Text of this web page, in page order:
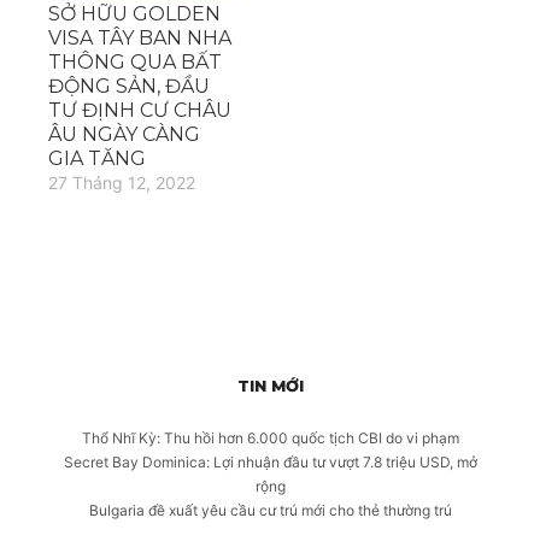
SỞ HỮU GOLDEN
VISA TÂY BAN NHA
THÔNG QUA BẤT
ĐỘNG SẢN, ĐẦU
TƯ ĐỊNH CƯ CHÂU
ÂU NGÀY CÀNG
GIA TĂNG
27 Tháng 12, 2022
TIN MỚI
Thổ Nhĩ Kỳ: Thu hồi hơn 6.000 quốc tịch CBI do vi phạm
Secret Bay Dominica: Lợi nhuận đầu tư vượt 7.8 triệu USD, mở
rộng
Bulgaria đề xuất yêu cầu cư trú mới cho thẻ thường trú